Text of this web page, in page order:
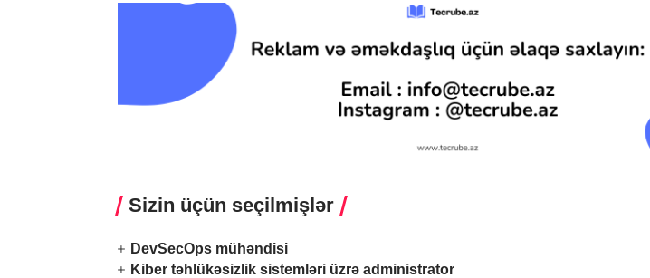
Sizin üçün seçilmişlər
DevSecOps mühəndisi
Kiber təhlükəsizlik sistemləri üzrə administrator